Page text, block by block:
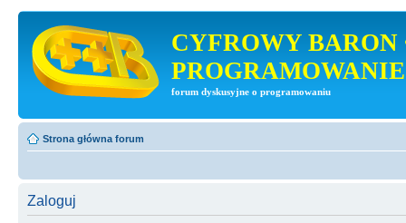
CYFROWY BARON
PROGRAMOWANIE
forum dyskusyjne o programowaniu
Strona główna forum
Zaloguj